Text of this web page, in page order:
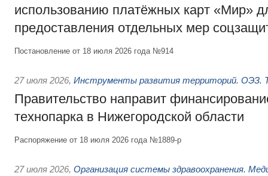
использованию платёжных карт «Мир»
предоставления отдельных мер
Постановление от 18 июля 2026 года №914
27 июля 2026, Инструменты развития территорий. ОЭЗ.
Правительство направит
технопарка в Нижегородской области
Распоряжение от 18 июля 2026 года №1889-р
27 июля 2026, Организация системы здравоохранения.